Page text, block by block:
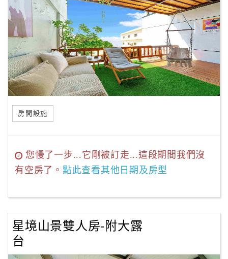
房間設施
您慢了一步...它剛被訂走...這段期間我們沒
有空房了。 點此查看其他日期及房型
星境山景雙人房-附大露
台